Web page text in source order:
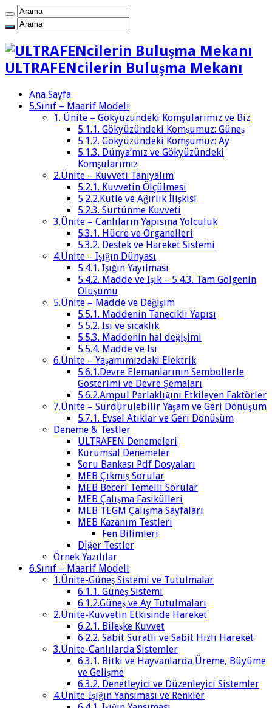
ULTRAFENcilerin Buluşma Mekanı
Ana Sayfa
5.Sınıf – Maarif Modeli
1. Ünite – Gökyüzündeki Komşularımız ve Biz
5.1.1. Gökyüzündeki Komşumuz: Güneş
5.1.2. Gökyüzündeki Komşumuz: Ay
5.1.3. Dünya’mız ve Gökyüzündeki
Komşularımız
2.Ünite – Kuvveti Tanıyalım
5.2.1. Kuvvetin Ölçülmesi
5.2.2.Kütle ve Ağırlık İlişkisi
5.2.3. Sürtünme Kuvveti
3.Ünite – Canlıların Yapısına Yolculuk
5.3.1. Hücre ve Organelleri
5.3.2. Destek ve Hareket Sistemi
4.Ünite – Işığın Dünyası
5.4.1. Işığın Yayılması
5.4.2. Madde ve Işık – 5.4.3. Tam Gölgenin
Oluşumu
5.Ünite – Madde ve Değişim
5.5.1. Maddenin Tanecikli Yapısı
5.5.2. Isı ve sıcaklık
5.5.3. Maddenin hal değişimi
5.5.4. Madde ve Isı
6.Ünite – Yaşamımızdaki Elektrik
5.6.1.Devre Elemanlarının Sembollerle
Gösterimi ve Devre Şemaları
5.6.2.Ampul Parlaklığını Etkileyen Faktörler
7.Ünite – Sürdürülebilir Yaşam ve Geri Dönüşüm
5.7.1. Evsel Atıklar ve Geri Dönüşüm
Deneme & Testler
ULTRAFEN Denemeleri
Kurumsal Denemeler
Soru Bankası Pdf Dosyaları
MEB Çıkmış Sorular
MEB Beceri Temelli Sorular
MEB Çalışma Fasikülleri
MEB TEGM Çalışma Sayfaları
MEB Kazanım Testleri
Fen Bilimleri
Diğer Testler
Örnek Yazılılar
6.Sınıf – Maarif Modeli
1.Ünite-Güneş Sistemi ve Tutulmalar
6.1.1. Güneş Sistemi
6.1.2.Güneş ve Ay Tutulmaları
2.Ünite-Kuvvetin Etkisinde Hareket
6.2.1. Bileşke Kuvvet
6.2.2. Sabit Süratli ve Sabit Hızlı Hareket
3.Ünite-Canlılarda Sistemler
6.3.1. Bitki ve Hayvanlarda Üreme, Büyüme
ve Gelişme
6.3.2. Denetleyici ve Düzenleyici Sistemler
4.Ünite-Işığın Yansıması ve Renkler